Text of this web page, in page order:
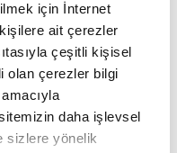
için İnternet
ait çerezler
çeşitli kişisel
olan çerezler bilgi
daha işlevsel
sizlere yönelik
olsa da nereden
öncelik vermesi
yükümlülüklerle
Bu
finansman